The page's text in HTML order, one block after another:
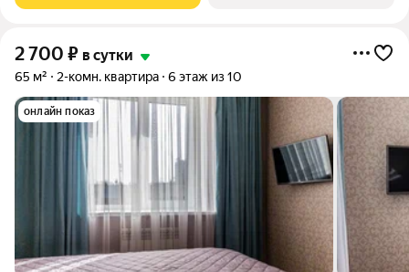
2 700 ₽ в сутки
65 м² 2-комн. квартира 6 этаж из 10
онлайн показ